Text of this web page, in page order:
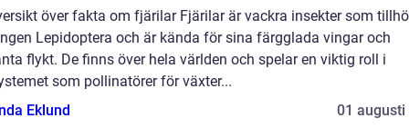
över fakta om fjärilar Fjärilar är vackra insekter som
Lepidoptera och är kända för sina färgglada vingar och
flykt. De finns över hela världen och spelar en viktig roll i
som pollinatörer för växter...
Eklund
01 augusti